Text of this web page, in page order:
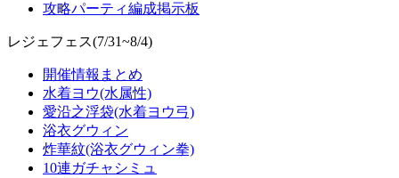
攻略パーティ編成掲示板
レジェフェス(7/31~8/4)
開催情報まとめ
水着ヨウ(水属性)
愛沿之浮袋(水着ヨウ弓)
浴衣グウィン
炸華紋(浴衣グウィン拳)
10連ガチャシミュ